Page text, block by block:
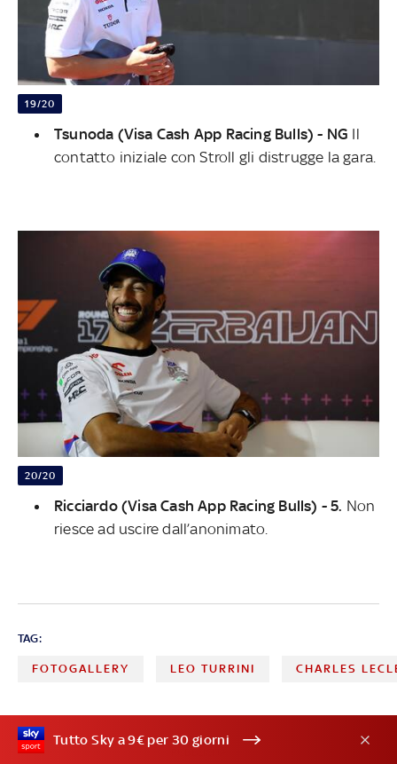
19/20
Tsunoda (Visa Cash App Racing Bulls) - NG Il
contatto iniziale con Stroll gli distrugge la gara.
20/20
Ricciardo (Visa Cash App Racing Bulls) - 5. Non
riesce ad uscire dall’anonimato.
TAG:
FOTOGALLERY LEO TURRINI CHARLES
Tutto Sky a 9€ per 30 giorni